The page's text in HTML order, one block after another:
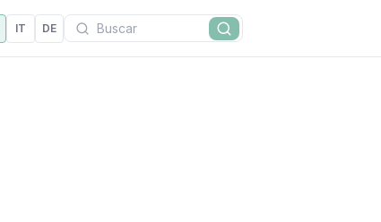
IT DE Buscar
Buscar